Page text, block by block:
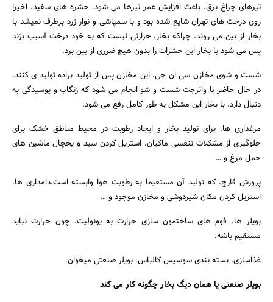
جستجو
تیرهای چراغ برق. باعث افزایش عمر تیرها می شود. حشره های سفید. اخیرا
روی درخت های تهران شایع شده بود و با سمپاشی و نوار زرد برطرف نمیشد با
بخار از بین می روند. چراکه بخار، حرارتی نیست که به خود درخت آسیب بزند
پس می شود با بخار این حشرات را بدون هیچ ضرری از بین برد.
شست و شوی مخازن سی ان جی. این مخازن پس از تولید براده تولید ی کنند.
در حال حاضر با واترجت شست و شو انجام می شود که زنگاب و پوسیدگی به
دنبال دارد. با بخار این مشکل به طور کامل رفع می شود.
مرغداری ها. برای تولید بخار و ایجاد رطوبت در محیط مناطق خشک برای
جلوگیری از مشکلات تنفسی ماکیان. استریل کردن سبد و یخچال ماشین های
حمل مرغ و …
پرورش قارچ. که تولید آن مستقیما به رطوبت هوا وابسته است.دامداری ها.
استریل کردن مکان شیردوشی و مخازن موجود و …
بویلر ها. فوم های ساختمون سازی حرارت به یونولیت. چون حرارت نباید
مستقیم باشه.
غذاسازی. بسته بندی سوسیس کالباس. بویلر صنعتی میخوان.
بویلر صنعتی یا همان دیگ بخار چگونه کار می کند